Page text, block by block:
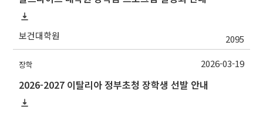
보건대학원 2095
장학
2026-2027 이탈리아 정부초청 장학생 선발 안내
2026-03-19